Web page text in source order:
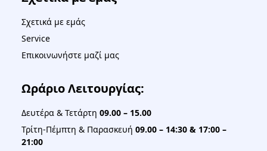
Σχετικά με εμάς
Service
Επικοινωνήστε μαζί μας
Ωράριο Λειτουργίας:
Δευτέρα & Τετάρτη 09.00 – 15.00
Τρίτη-Πέμπτη & Παρασκευή 09.00 – 14:30 & 17:00 –
21:00